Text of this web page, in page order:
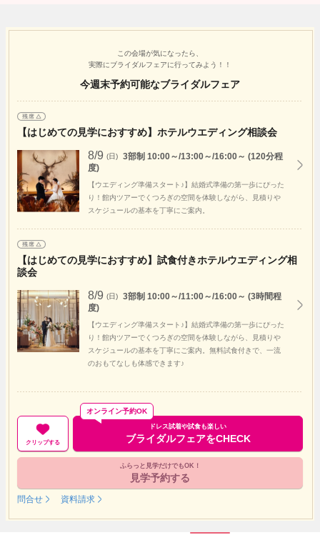
この会場が気になったら、
実際にブライダルフェアに行ってみよう！！
今週末予約可能なブライダルフェア
【はじめての見学におすすめ】ホテルウエディング相談会
8/9 (日)
3部制 10:00～/13:00～/16:00～ (120分程
度)
【ウエディング準備スタート♪】結婚式準備の第一歩にぴった
り！館内ツアーでくつろぎの空間を体験しながら、見積りや
スケジュールの基本を丁寧にご案内。
【はじめての見学におすすめ】試食付きホテルウエディング相
談会
8/9 (日)
3部制 10:00～/11:00～/16:00～ (3時間程
度)
【ウエディング準備スタート♪】結婚式準備の第一歩にぴった
り！館内ツアーでくつろぎの空間を体験しながら、見積りや
スケジュールの基本を丁寧にご案内。無料試食付きで、一流
のおもてなしも体感できます♪
クリップする
ドレス試着や試食も楽しい
ブライダルフェアをCHECK
オンライン予約OK
ふらっと見学だけでもOK！
見学予約する
問合せ 資料請求